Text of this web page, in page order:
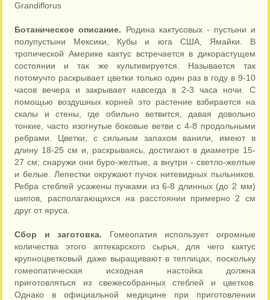
Grandiflorus
Ботаническое описание. Родина кактусовых - пустыни и
полупустыни Мексики, Кубы и юга США, Ямайки. В
тропической Америке кактус встречается в дикорастущем
состоянии и так же культивируется. Называется так
потомучто раскрывает цветки только один раз в году в 9-10
часов вечера и закрывает навсегда в 2-3 часа ночи. С
помощью воздушных корней это растение взбирается на
скалы и стены, где обильно ветвится, давая довольно
тонкие, часто изогнутые боковые ветви с 4-8 продольными
ребрами. Цветки, с сильным запахом ванили, имеют в
длину 18-25 см и, раскрываясь, достигают в диаметре 15-
27 см; снаружи они буро-желтые, а внутри - светло-желтые
и белые. Лепестки окружают пучок нитевидных пыльников.
Ребра стеблей усажены пучками из 6-8 длинных (до 2 мм)
шипов, располагающихся на расстоянии примерно 2 см
друг от яруса.
Сбор и заготовка. Гомеопатия использует огромные
количества этого аптекарского сырья, для чего кактус
крупноцветковый даже выращивают в теплицах, поскольку
гомеопатическая исходная настойка должна
приготовляться из свежесобранных стеблей и цветков.
Однако в официальной медицине при приготовлении